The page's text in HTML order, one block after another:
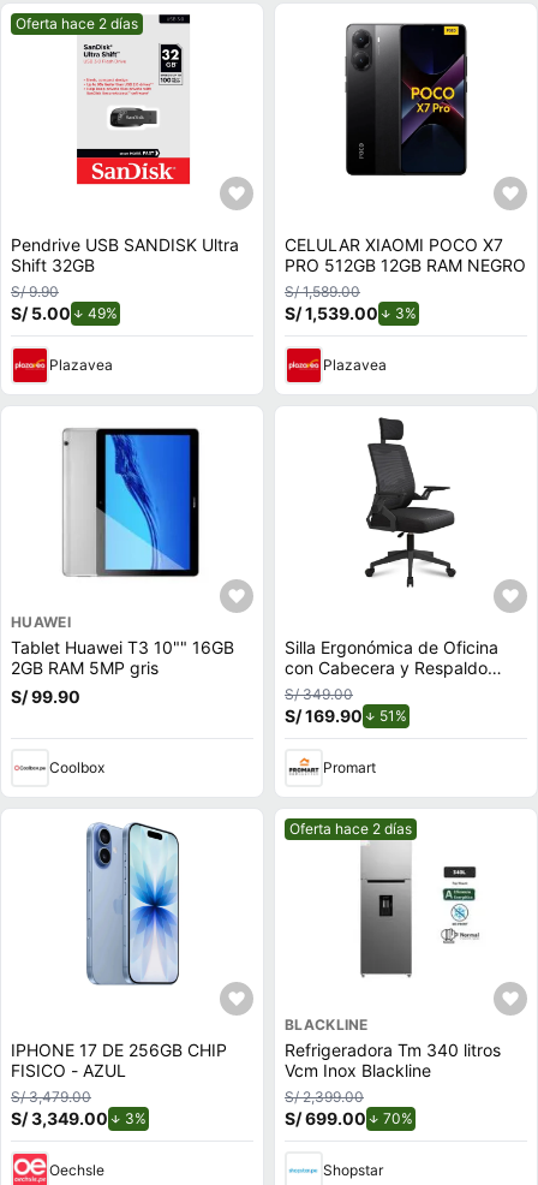
Mejor precio.
Oferta hace 2 días
Pendrive USB SANDISK Ultra
Shift 32GB
S/ 9.90
S/ 5.00 49%
Plazavea
CELULAR XIAOMI POCO X7
PRO 512GB 12GB RAM NEGRO
S/ 1,589.00
S/ 1,539.00 3%
Plazavea
HUAWEI
Tablet Huawei T3 10"" 16GB
2GB RAM 5MP gris
S/ 99.90
Coolbox
Silla Ergonómica de Oficina
con Cabecera y Respaldo
Regulables
S/ 349.00
S/ 169.90 51%
Promart
IPHONE 17 DE 256GB CHIP
FISICO - AZUL
S/ 3,479.00
S/ 3,349.00 3%
Oechsle
Mejor precio.
Oferta hace 2 días
BLACKLINE
Refrigeradora Tm 340 litros
Vcm Inox Blackline
S/ 2,399.00
S/ 699.00 70%
Shopstar